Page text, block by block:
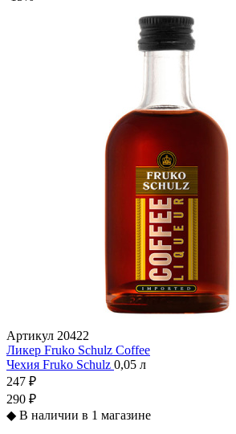
Артикул 20422
Ликер Fruko Schulz Coffee
Чехия Fruko Schulz 0,05 л
247 ₽
290 ₽
◆ В наличии в 1 магазине